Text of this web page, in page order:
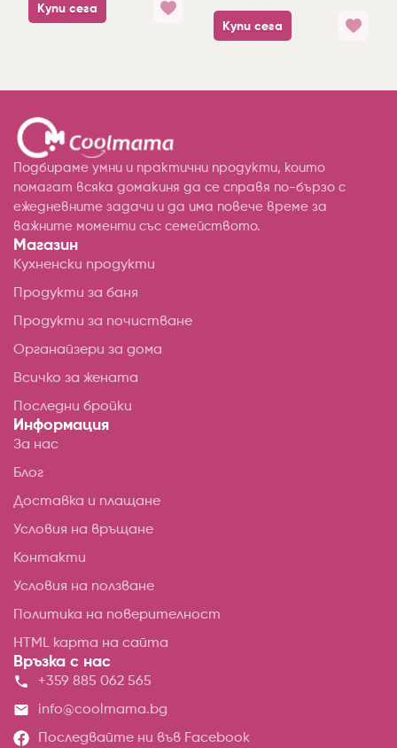
Купи сега
Купи сега
Подбираме умни и практични продукти, които
помагат всяка домакиня да се справя по-бързо с
ежедневните задачи и да има повече време за
важните моменти със семейството.
Магазин
Кухненски продукти
Продукти за баня
Продукти за почистване
Органайзери за дома
Всичко за жената
Последни бройки
Информация
За нас
Блог
Доставка и плащане
Условия на връщане
Контакти
Условия на ползване
Политика на поверителност
HTML карта на сайта
Връзка с нас
+359 885 062 565
info@coolmama.bg
Последвайте ни във Facebook